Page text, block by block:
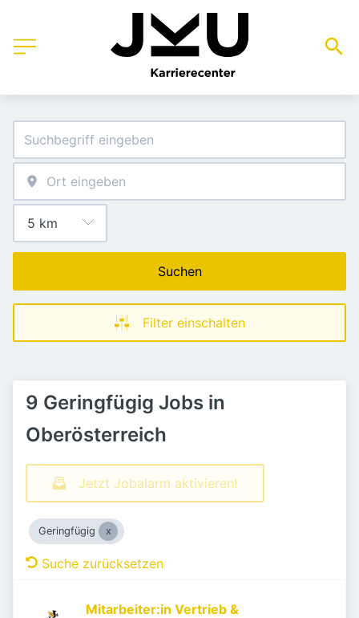
Suchen
Filter einschalten
9 Geringfügig Jobs in
Oberösterreich
Jetzt Jobalarm aktivieren!
Geringfügig
Suche zurücksetzen
Mitarbeiter:in Vertrieb &